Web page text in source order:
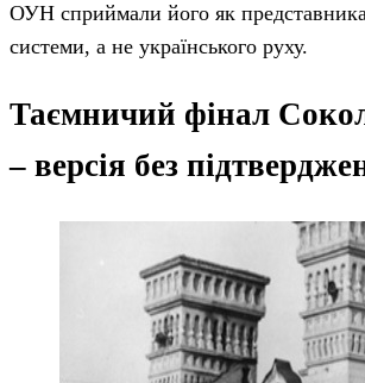
ОУН сприймали його як представника
системи, а не українського руху.
Таємничий фінал
– версія без